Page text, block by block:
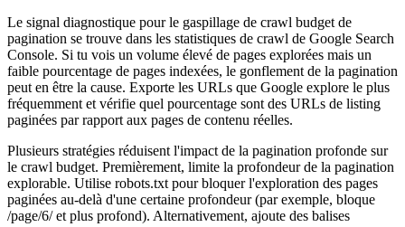
Le signal diagnostique pour le gaspillage de crawl budget de
pagination se trouve dans les statistiques de crawl de Google Search
Console. Si tu vois un volume élevé de pages explorées mais un
faible pourcentage de pages indexées, le gonflement de la pagination
peut en être la cause. Exporte les URLs que Google explore le plus
fréquemment et vérifie quel pourcentage sont des URLs de listing
paginées par rapport aux pages de contenu réelles.
Plusieurs stratégies réduisent l'impact de la pagination profonde sur
le crawl budget. Premièrement, limite la profondeur de la pagination
explorable. Utilise robots.txt pour bloquer l'exploration des pages
paginées au-delà d'une certaine profondeur (par exemple, bloque
/page/6/ et plus profond). Alternativement, ajoute des balises